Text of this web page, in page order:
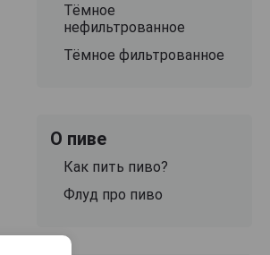
Тёмное
нефильтрованное
Тёмное фильтрованное
О пиве
Как пить пиво?
Флуд про пиво